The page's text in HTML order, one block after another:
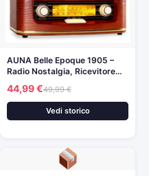
AUNA Belle Epoque 1905 –
Radio Nostalgia, Ricevitore…
44,99 €49,99 €
Vedi storico